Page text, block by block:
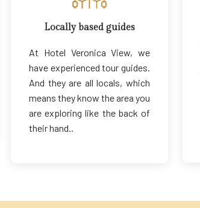
Locally based guides
At Hotel Veronica View, we
have experienced tour guides.
And they are all locals, which
means they know the area you
are exploring like the back of
their hand..